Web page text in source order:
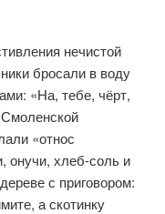
нечистой
бросали в воду
«На, тебе, чёрт,
«относ
онучи, хлеб-соль и
с приговором:
а скотинку